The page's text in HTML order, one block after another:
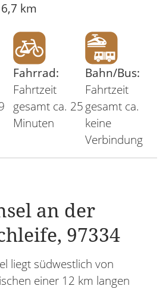
km
Fahrrad:
Fahrtzeit
gesamt ca. 25
Minuten
Bahn/Bus:
Fahrtzeit
gesamt ca.
keine
Verbindung
an der
97334
liegt südwestlich von
einer 12 km langen